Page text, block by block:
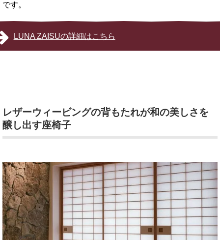
です。
LUNA ZAISUの詳細はこちら
レザーウィービングの背もたれが和の美しさを
醸し出す座椅子